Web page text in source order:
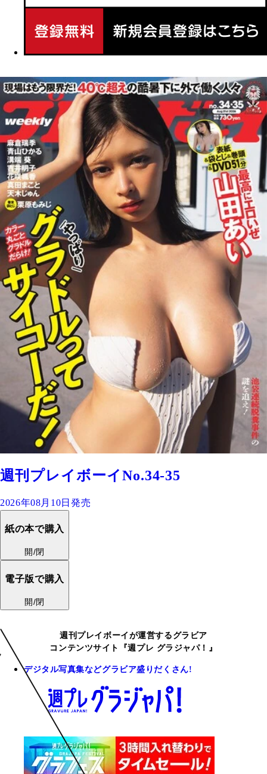
週刊プレイボーイNo.34-35
2026年08月10日発売
紙の本で購入
開/閉
電子版で購入
開/閉
週刊プレイボーイが運営するグラビア
コンテンツサイト『週プレ グラジャパ！』
デジタル写真集などグラビア盛りだくさん!